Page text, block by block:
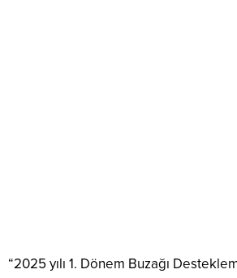
“2025 yılı 1. Dönem Buzağı